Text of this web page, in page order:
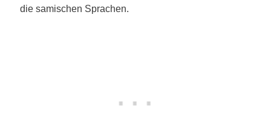
die samischen Sprachen.